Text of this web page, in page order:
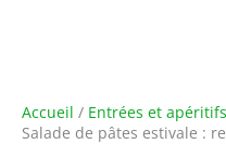
Accueil
Entrées et apéritifs
Salade de pâtes estivale :